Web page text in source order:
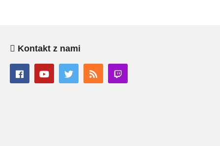
Kontakt z nami